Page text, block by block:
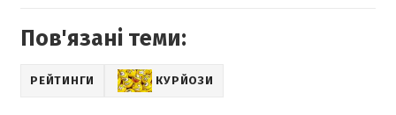
Пов'язані теми:
РЕЙТИНГИ КУРЙОЗИ